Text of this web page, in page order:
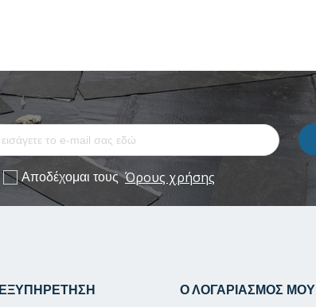
Αποδέχομαι τουςΌρους χρήσης
ΕΞΥΠΗΡΕΤΗΣΗ Ο ΛΟΓΑΡΙΑΣΜΟΣ ΜΟΥ